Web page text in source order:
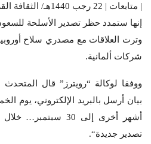
| متابعات | 22 رجب
إنها ستمدد حظر تصدير الأسلحة
وترت العلاقات مع مصدري سلاح
شركات ألمانية.
ووفقا لوكالة “رويترز” قال
بيان أرسل بالبريد الإلكتروني، يوم
أشهر أخرى إلى 30
تصدير جديدة“.